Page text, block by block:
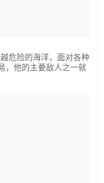
危险的海洋，面对各种
，他的主要敌人之一就